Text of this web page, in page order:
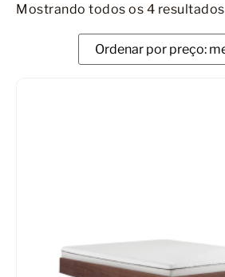
Cabeceiras
Assistência Técnica
Mostrando todos os 4 resultados